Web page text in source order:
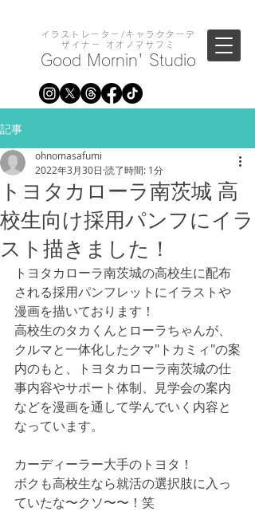
Good Mornin' Studio
イラストレーター/キャラクターデ
ザイナー オオノマサフミ
記事
トヨタカローラ南茨城 高
校生向け採用パンフにイラ
スト描きました！
ohnomasafumi
2022年3月30日 読了時間: 1分
トヨタカローラ南茨城の高校生に配布
される採用パンフレットにイラストや
漫画を描いております！
高校生のタカくんとローラちゃんが、
クルマと一体化したクマ"トカミィ"の案
内のもと、トヨタカローラ南茨城の仕
事内容やサポート体制、見学会の案内
などを漫画を通して学んでいく内容と
なっています。
カーディーラー大手のトヨタ！
ボクも高校生なら就活の選択肢に入っ
ていたな〜クソ〜〜！笑